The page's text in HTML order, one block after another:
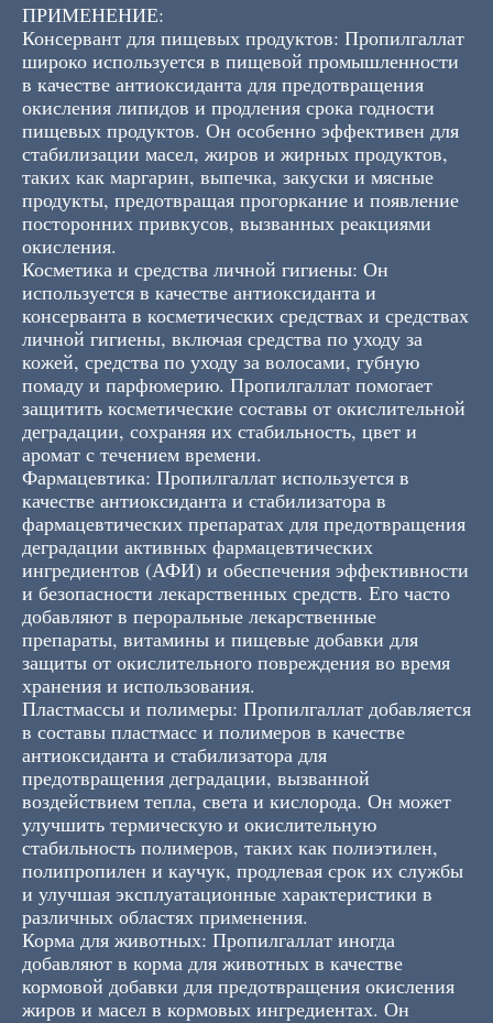
ПРИМЕНЕНИЕ:
Консервант для пищевых продуктов: Пропилгаллат
широко используется в пищевой промышленности
в качестве антиоксиданта для предотвращения
окисления липидов и продления срока годности
пищевых продуктов. Он особенно эффективен для
стабилизации масел, жиров и жирных продуктов,
таких как маргарин, выпечка, закуски и мясные
продукты, предотвращая прогоркание и появление
посторонних привкусов, вызванных реакциями
окисления.
Косметика и средства личной гигиены: Он
используется в качестве антиоксиданта и
консерванта в косметических средствах и средствах
личной гигиены, включая средства по уходу за
кожей, средства по уходу за волосами, губную
помаду и парфюмерию. Пропилгаллат помогает
защитить косметические составы от окислительной
деградации, сохраняя их стабильность, цвет и
аромат с течением времени.
Фармацевтика: Пропилгаллат используется в
качестве антиоксиданта и стабилизатора в
фармацевтических препаратах для предотвращения
деградации активных фармацевтических
ингредиентов (АФИ) и обеспечения эффективности
и безопасности лекарственных средств. Его часто
добавляют в пероральные лекарственные
препараты, витамины и пищевые добавки для
защиты от окислительного повреждения во время
хранения и использования.
Пластмассы и полимеры: Пропилгаллат добавляется
в составы пластмасс и полимеров в качестве
антиоксиданта и стабилизатора для
предотвращения деградации, вызванной
воздействием тепла, света и кислорода. Он может
улучшить термическую и окислительную
стабильность полимеров, таких как полиэтилен,
полипропилен и каучук, продлевая срок их службы
и улучшая эксплуатационные характеристики в
различных областях применения.
Корма для животных: Пропилгаллат иногда
добавляют в корма для животных в качестве
кормовой добавки для предотвращения окисления
жиров и масел в кормовых ингредиентах. Он